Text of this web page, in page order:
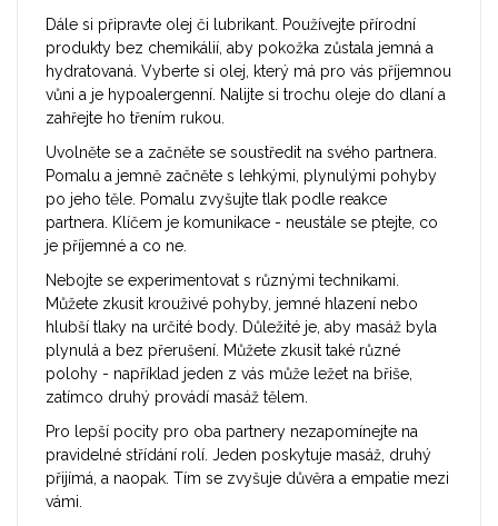
Dále si připravte olej či lubrikant. Používejte přírodní
produkty bez chemikálií, aby pokožka zůstala jemná a
hydratovaná. Vyberte si olej, který má pro vás příjemnou
vůni a je hypoalergenní. Nalijte si trochu oleje do dlaní a
zahřejte ho třením rukou.
Uvolněte se a začněte se soustředit na svého partnera.
Pomalu a jemně začněte s lehkými, plynulými pohyby
po jeho těle. Pomalu zvyšujte tlak podle reakce
partnera. Klíčem je komunikace - neustále se ptejte, co
je příjemné a co ne.
Nebojte se experimentovat s různými technikami.
Můžete zkusit krouživé pohyby, jemné hlazení nebo
hlubší tlaky na určité body. Důležité je, aby masáž byla
plynulá a bez přerušení. Můžete zkusit také různé
polohy - například jeden z vás může ležet na břiše,
zatímco druhý provádí masáž tělem.
Pro lepší pocity pro oba partnery nezapomínejte na
pravidelné střídání rolí. Jeden poskytuje masáž, druhý
přijímá, a naopak. Tím se zvyšuje důvěra a empatie mezi
vámi.